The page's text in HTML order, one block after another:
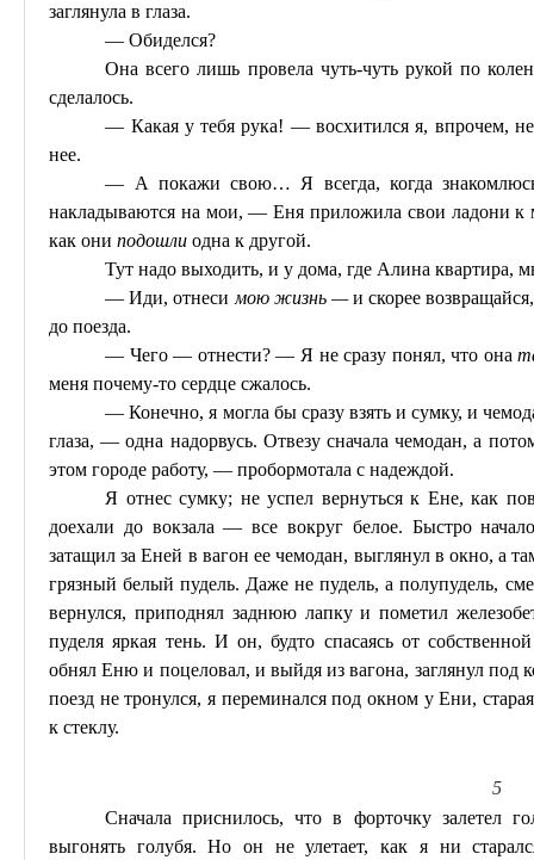
заглянула в глаза.
— Обиделся?
Она всего лишь провела чуть-чуть рукой по
сделалось.
— Какая у тебя рука! — восхитился я, впрочем, не
нее.
— А покажисвою… Я всегда, когда
накладываются на мои, —Еня приложила свои ладони
как они подошли одна к другой.
Тут надо выходить, и у дома, где Алина квартира,
— Иди, отнеси мою жизнь —и скорее
до поезда.
— Чего — отнести? — Я не сразу понял, что она
меня почему-то сердце сжалось.
— Конечно, я могла бы сразу взять и сумку, и
глаза, — одна надорвусь. Отвезу сначала чемодан, а
этом городе работу, — пробормотала с надеждой.
Я отнес сумку; не успел вернуться к Ене, как
доехали до вокзала — все вокруг белое. Быстро
затащил заЕней в вагон ее чемодан, выглянул в окно, а
грязный белый пудель. Даже не пудель, аполупудель,
вернулся, приподнял заднюю лапку и пометил
пуделя яркая тень. И он, будто спасаясь от
обнялЕню и поцеловал, и выйдя из вагона, заглянул
поезд не тронулся, я переминался под окном уЕни,
к стеклу.
5
Сначала приснилось, что в форточку залетел
выгонять голубя. Но он не улетает, как яни